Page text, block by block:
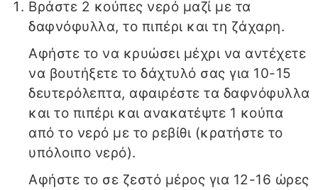
Βράστε 2 κούπες νερό μαζί με τα
δαφνόφυλλα, το πιπέρι και τη ζάχαρη.
Αφήστε το να κρυώσει μέχρι να αντέχετε
να βουτήξετε το δάχτυλό σας για 10-15
δευτερόλεπτα, αφαιρέστε τα δαφνόφυλλα
και το πιπέρι και ανακατέψτε 1 κούπα
από το νερό με το ρεβίθι (κρατήστε το
υπόλοιπο νερό).
Αφήστε το σε ζεστό μέρος για 12-16 ώρες